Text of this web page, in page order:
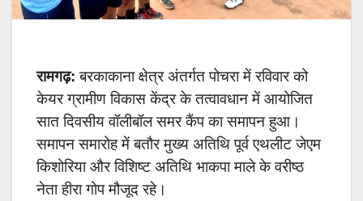
रामगढ़: बरकाकाना क्षेत्र अंतर्गत पोचरा में रविवार को
केयर ग्रामीण विकास केंद्र के तत्वावधान में आयोजित
सात दिवसीय वॉलीबॉल समर कैंप का समापन हुआ।
समापन समारोह में बतौर मुख्य अतिथि पूर्व एथलीट जेएम
किशोरिया और विशिष्ट अतिथि भाकपा माले के वरीष्ठ
नेता हीरा गोप मौजूद रहे।